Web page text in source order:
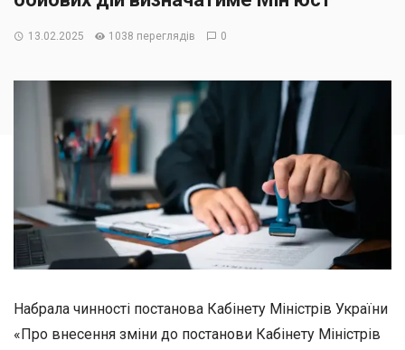
13.02.2025 1038 переглядів 0
Набрала чинності постанова Кабінету Міністрів України
«Про внесення зміни до постанови Кабінету Міністрів